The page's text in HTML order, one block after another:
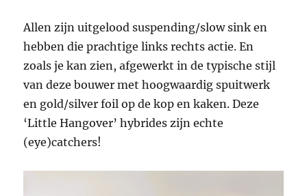
Allen zijn uitgelood suspending/slow sink en
hebben die prachtige links rechts actie. En
zoals je kan zien, afgewerkt in de typische stijl
van deze bouwer met hoogwaardig spuitwerk
en gold/silver foil op de kop en kaken. Deze
‘Little Hangover’ hybrides zijn echte
(eye)catchers!